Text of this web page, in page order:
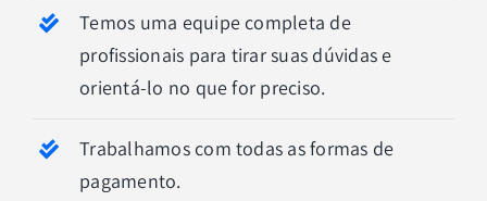
Temos uma equipe completa de
profissionais para tirar suas dúvidas e
orientá-lo no que for preciso.
Trabalhamos com todas as formas de
pagamento.